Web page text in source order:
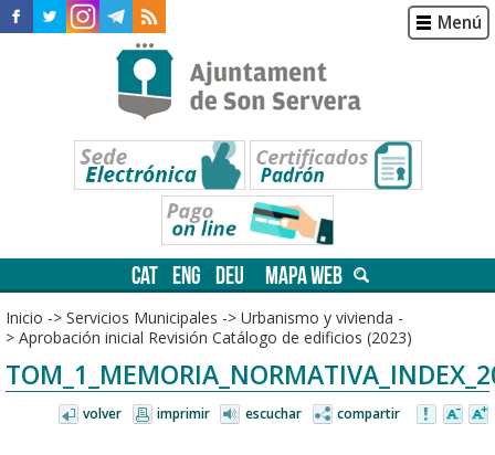
Menú
CAT ENG DEU MAPA WEB
Inicio -> Servicios Municipales -> Urbanismo y vivienda -
> Aprobación inicial Revisión Catálogo de edificios (2023)
volver imprimir escuchar compartir